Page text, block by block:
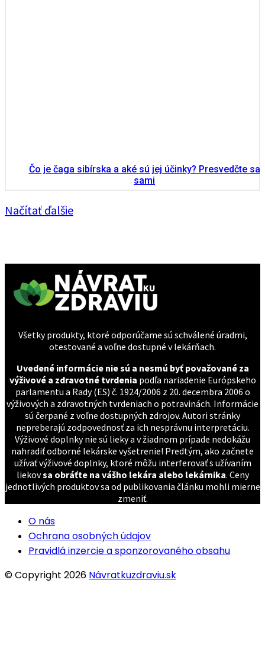
Čo je čaga sibírska a aké sú jej účinky? Presvedčte sa
sami
Načítať ďalšie
Všetky produkty, ktoré odporúčame sú schválené úradmi,
otestované a voľne dostupné v lekárňach.
Uvedené informácie nie sú a nesmú byť považované za
výživové a zdravotné tvrdenia podľa nariadenie Európskeho
parlamentu a Rady (ES) č. 1924/2006 z 20. decembra 2006 o
výživových a zdravotných tvrdeniach o potravinách. Informácie
sú čerpané z voľne dostupných zdrojov. Autori stránky
nepreberajú zodpovednosť za ich nesprávnu interpretáciu.
Výživové doplnky nie sú lieky a v žiadnom prípade nedokážu
nahradiť odborné lekárske vyšetrenie! Predtým, ako začnete
užívať výživové doplnky, ktoré môžu interferovať s užívaním
liekovsa obráťte na vášho lekára alebo lekárnika. Ceny
jednotlivých produktov sa od publikovania článku mohli mierne
zmeniť.
O nás
Ochrana osobných údajov
Pravidlá inzercie a sponzorovaného obsahu
© Copyright 2026 Návratkuzdraviu.sk